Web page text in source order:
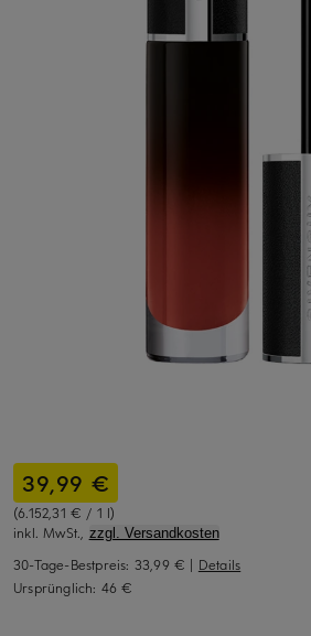
39,99 €
(6.152,31 € / 1 l)
inkl. MwSt., zzgl. Versandkosten
30-Tage-Bestpreis: 33,99 € | Details
Ursprünglich: 46 €